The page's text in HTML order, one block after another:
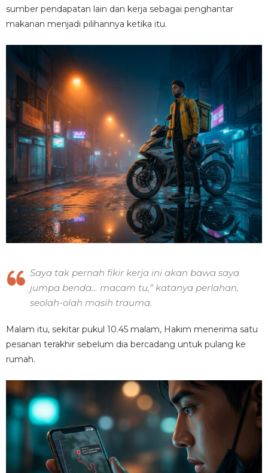
sumber pendapatan lain dan kerja sebagai penghantar
makanan menjadi pilihannya ketika itu.
Saya tak pernah fikir kerja ini akan bawa saya
jumpa benda… macam tu,” katanya perlahan,
seolah-olah masih trauma.
Malam itu, sekitar pukul 10.45 malam, Hakim menerima satu
pesanan terakhir sebelum dia bercadang untuk pulang ke
rumah.